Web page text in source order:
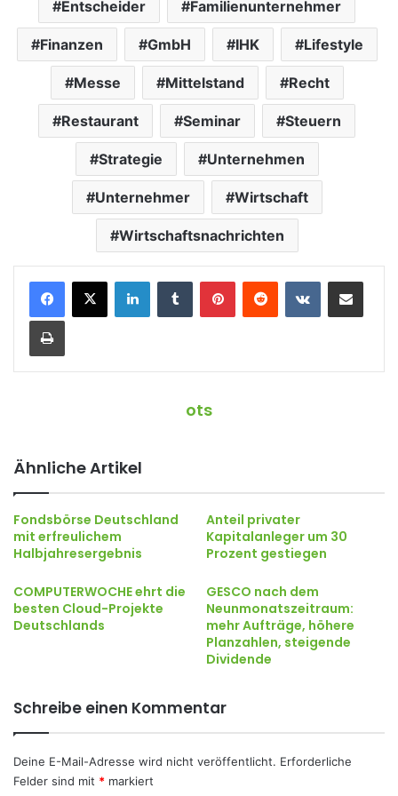
Entscheider Familienunternehmer
Finanzen GmbH IHK Lifestyle
Messe Mittelstand Recht
Restaurant Seminar Steuern
Strategie Unternehmen
Unternehmer Wirtschaft
Wirtschaftsnachrichten
ots
Ähnliche Artikel
Fondsbörse Deutschland
mit erfreulichem
Halbjahresergebnis
Anteil privater
Kapitalanleger um 30
Prozent gestiegen
COMPUTERWOCHE ehrt die
besten Cloud-Projekte
Deutschlands
GESCO nach dem
Neunmonatszeitraum:
mehr Aufträge, höhere
Planzahlen, steigende
Dividende
Schreibe einen Kommentar
Deine E-Mail-Adresse wird nicht veröffentlicht. Erforderliche
Felder sind mit * markiert